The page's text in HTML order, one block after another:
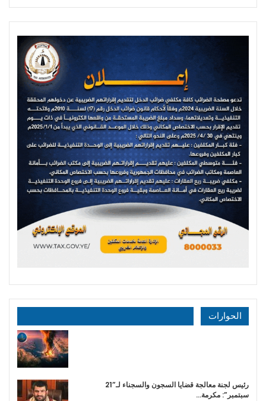
الحوارات
رئيس لجنة معالجة قضايا السجون والسجناء لـ”21
سبتمبر”: مكرمة…